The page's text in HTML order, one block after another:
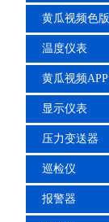
黄瓜视频色版
温度仪表
显示仪表
压力变送器
巡检仪
报警器